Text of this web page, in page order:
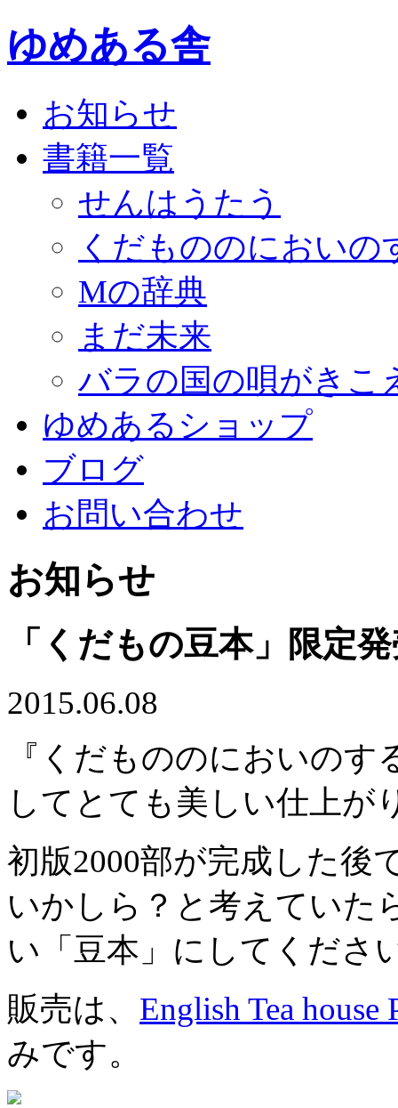
ゆめある舎
お知らせ
書籍一覧
せんはうたう
くだもののにおいの
Mの辞典
まだ未来
バラの国の唄がきこ
ゆめあるショップ
ブログ
お問い合わせ
お知らせ
「くだもの豆本」限定
2015.06.08
『くだもののにおいの
してとても美しい仕上が
初版2000部が完成した後
いかしら？と考えていた
い「豆本」にしてくださ
販売は、 English Tea house
みです。